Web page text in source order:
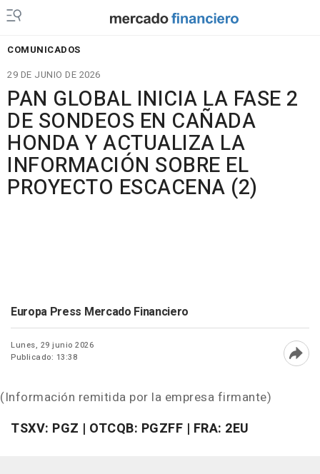
COMUNICADOS
29 DE JUNIO DE 2026
PAN GLOBAL INICIA LA FASE 2
DE SONDEOS EN CAÑADA
HONDA Y ACTUALIZA LA
INFORMACIÓN SOBRE EL
PROYECTO ESCACENA (2)
Europa Press Mercado Financiero
Lunes, 29 junio 2026
Publicado: 13:38
(Información remitida por la empresa firmante)
TSXV: PGZ | OTCQB: PGZFF | FRA: 2EU